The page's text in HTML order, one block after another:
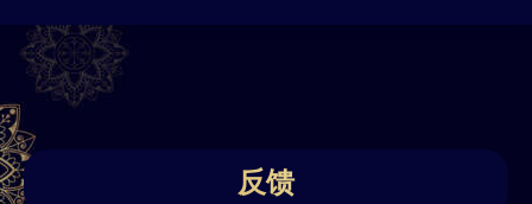
反馈